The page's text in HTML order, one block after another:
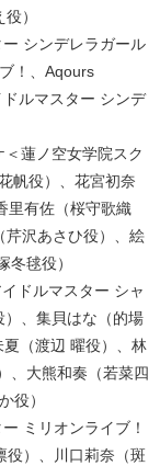
）
シンデレラガール
！、Aqours
ルマスター シンデ
蓮ノ空女学院スク
帆役）、花宮初奈
里有佐（桜守歌織
芹沢あさひ役）、絵
毬役）
ドルマスター シャ
、集貝はな（的場
（渡辺 曜役）、林
、大熊和奏（若菜四
役）
ミリオンライブ！
役）、川口莉奈（斑